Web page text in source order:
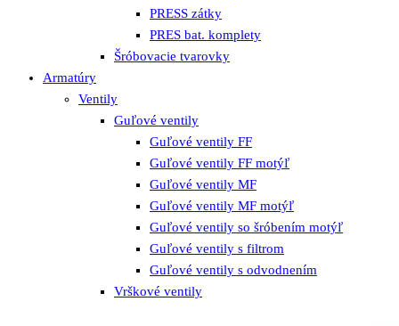
PRESS zátky
PRES bat. komplety
Šróbovacie tvarovky
Armatúry
Ventily
Guľové ventily
Guľové ventily FF
Guľové ventily FF motýľ
Guľové ventily MF
Guľové ventily MF motýľ
Guľové ventily so šróbením motýľ
Guľové ventily s filtrom
Guľové ventily s odvodnením
Vrškové ventily